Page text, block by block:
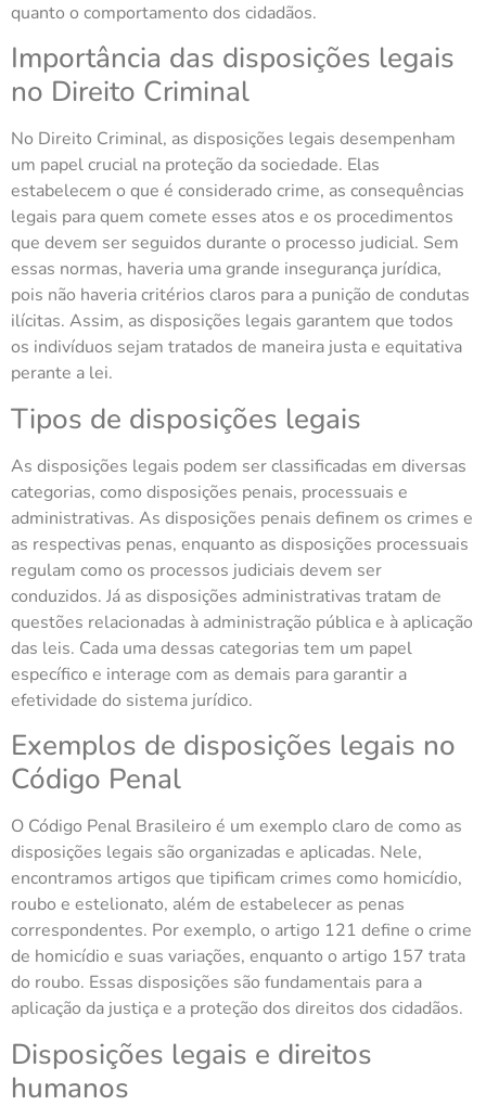
quanto o comportamento dos cidadãos.
Importância das disposições legais
no Direito Criminal
No Direito Criminal, as disposições legais desempenham
um papel crucial na proteção da sociedade. Elas
estabelecem o que é considerado crime, as consequências
legais para quem comete esses atos e os procedimentos
que devem ser seguidos durante o processo judicial. Sem
essas normas, haveria uma grande insegurança jurídica,
pois não haveria critérios claros para a punição de condutas
ilícitas. Assim, as disposições legais garantem que todos
os indivíduos sejam tratados de maneira justa e equitativa
perante a lei.
Tipos de disposições legais
As disposições legais podem ser classificadas em diversas
categorias, como disposições penais, processuais e
administrativas. As disposições penais definem os crimes e
as respectivas penas, enquanto as disposições processuais
regulam como os processos judiciais devem ser
conduzidos. Já as disposições administrativas tratam de
questões relacionadas à administração pública e à aplicação
das leis. Cada uma dessas categorias tem um papel
específico e interage com as demais para garantir a
efetividade do sistema jurídico.
Exemplos de disposições legais no
Código Penal
O Código Penal Brasileiro é um exemplo claro de como as
disposições legais são organizadas e aplicadas. Nele,
encontramos artigos que tipificam crimes como homicídio,
roubo e estelionato, além de estabelecer as penas
correspondentes. Por exemplo, o artigo 121 define o crime
de homicídio e suas variações, enquanto o artigo 157 trata
do roubo. Essas disposições são fundamentais para a
aplicação da justiça e a proteção dos direitos dos cidadãos.
Disposições legais e direitos
humanos